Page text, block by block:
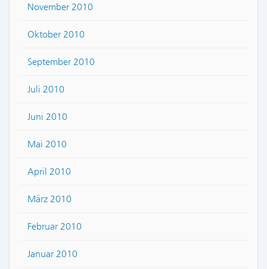
November 2010
Oktober 2010
September 2010
Juli 2010
Juni 2010
Mai 2010
April 2010
März 2010
Februar 2010
Januar 2010